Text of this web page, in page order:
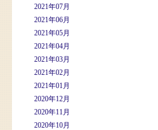
2021年07月
2021年06月
2021年05月
2021年04月
2021年03月
2021年02月
2021年01月
2020年12月
2020年11月
2020年10月